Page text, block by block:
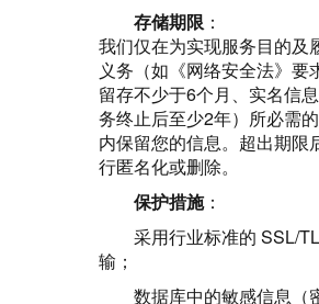
存储期限 ：
我们仅在为实现服务目的及
义务（如《网络安全法》要
留存不少于6个月、实名信
务终止后至少2年）所必需
内保留您的信息。超出期限
行匿名化或删除。
保护措施：
采用行业标准的 SSL/
输；
数据库中的敏感信息（